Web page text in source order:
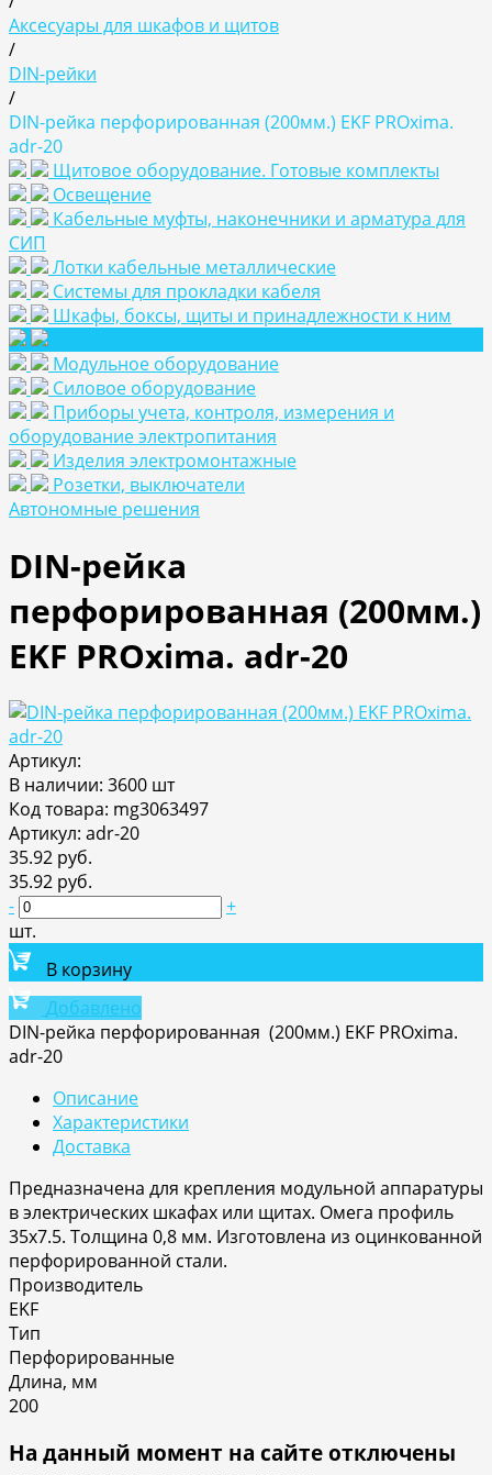
Аксесуары для шкафов и щитов
/
DIN-рейки
/
DIN-рейка перфорированная (200мм.) EKF PROxima.
adr-20
Щитовое оборудование. Готовые комплекты
Освещение
Кабельные муфты, наконечники и арматура для
СИП
Лотки кабельные металлические
Системы для прокладки кабеля
Шкафы, боксы, щиты и принадлежности к ним
Модульное оборудование
Силовое оборудование
Приборы учета, контроля, измерения и
оборудование электропитания
Изделия электромонтажные
Розетки, выключатели
Автономные решения
DIN-рейка
перфорированная (200мм.)
EKF PROxima. adr-20
Артикул:
В наличии: 3600 шт
Код товара: mg3063497
Артикул: adr-20
35.92 руб.
35.92 руб.
-
+
шт.
В корзину
Добавлено
DIN-рейка перфорированная (200мм.) EKF PROxima.
adr-20
Описание
Характеристики
Доставка
Предназначена для крепления модульной аппаратуры
в электрических шкафах или щитах. Омега профиль
35х7.5. Толщина 0,8 мм. Изготовлена из оцинкованной
перфорированной стали.
Производитель
EKF
Тип
Перфорированные
Длина, мм
200
На данный момент на сайте отключены